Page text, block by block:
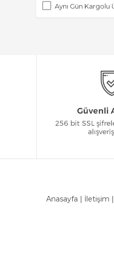
Aynı Gün Kargolu
Anasayfa | İletişim |